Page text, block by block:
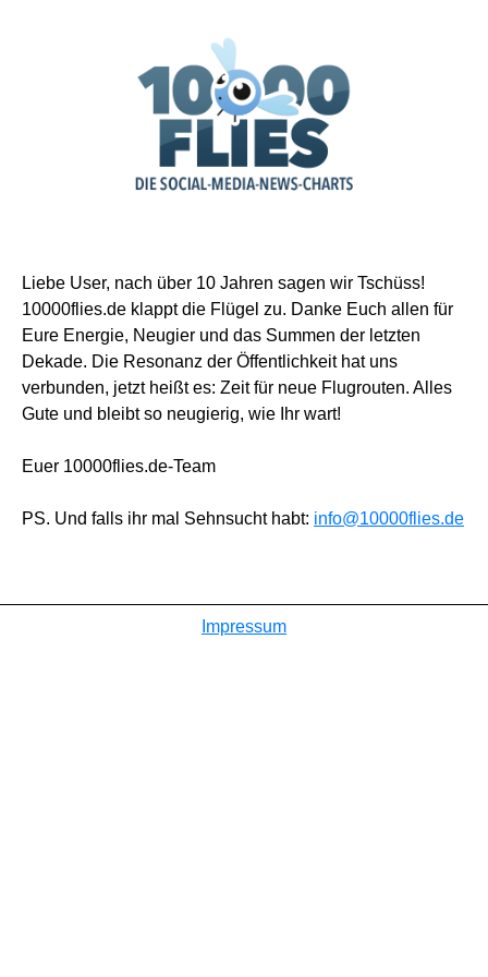
Liebe User, nach über 10 Jahren sagen wir Tschüss!
10000flies.de klappt die Flügel zu. Danke Euch allen für
Eure Energie, Neugier und das Summen der letzten
Dekade. Die Resonanz der Öffentlichkeit hat uns
verbunden, jetzt heißt es: Zeit für neue Flugrouten. Alles
Gute und bleibt so neugierig, wie Ihr wart!
Euer 10000flies.de-Team
PS. Und falls ihr mal Sehnsucht habt: info@10000flies.de
Impressum